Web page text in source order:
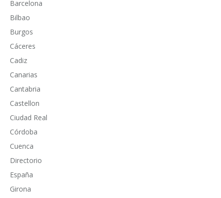
Barcelona
Bilbao
Burgos
Cáceres
Cadiz
Canarias
Cantabria
Castellon
Ciudad Real
Córdoba
Cuenca
Directorio
España
Girona